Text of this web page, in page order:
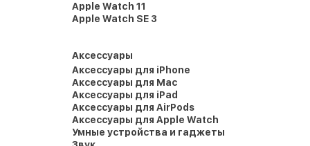
Apple Watch 11
Apple Watch SE 3
Аксессуары
Аксессуары для iPhone
Аксессуары для Mac
Аксессуары для iPad
Аксессуары для AirPods
Аксессуары для Apple Watch
Умные устройства и гаджеты